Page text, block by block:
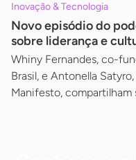
Inovação & Tecnologia
Novo episódio do
sobre liderança e
Whiny Fernandes, co-
Brasil, e Antonella
Manifesto, compartilham